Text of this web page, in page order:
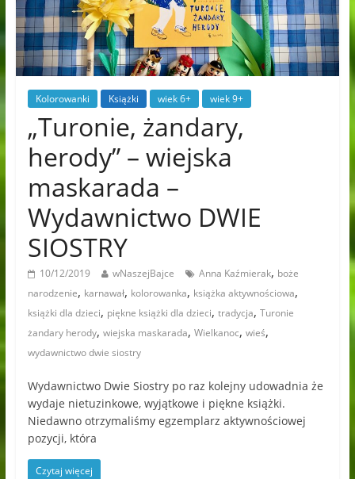
Kolorowanki Książki wiek 6+ wiek 9+
„Turonie, żandary,
herody” – wiejska
maskarada –
Wydawnictwo DWIE
SIOSTRY
10/12/2019 wNaszejBajce Anna Kaźmierak, boże
narodzenie, karnawał, kolorowanka, książka aktywnościowa,
książki dla dzieci, piękne książki dla dzieci, tradycja, Turonie
żandary herody, wiejska maskarada, Wielkanoc, wieś,
wydawnictwo dwie siostry
Wydawnictwo Dwie Siostry po raz kolejny udowadnia że
wydaje nietuzinkowe, wyjątkowe i piękne książki.
Niedawno otrzymaliśmy egzemplarz aktywnościowej
pozycji, która
Czytaj więcej